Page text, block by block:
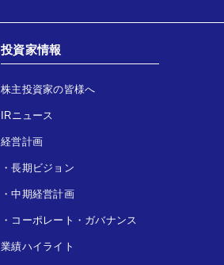
投資家情報
株主投資家の皆様へ
IRニュース
経営計画
・長期ビジョン
・中期経営計画
・ コーポレート・ガバナンス
業績ハイライト